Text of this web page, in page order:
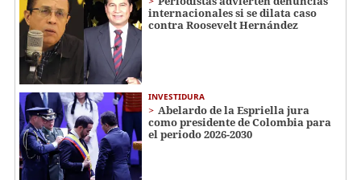
internacionales si se dilata caso
contra Roosevelt Hernández
INVESTIDURA
Abelardo de la Espriella jura
como presidente de Colombia para
el periodo 2026-2030